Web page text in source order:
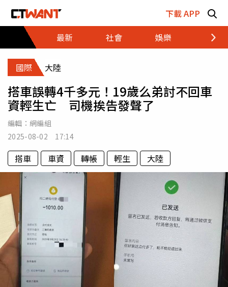
下載 APP
最新
社會 娛樂 財經
國際 大陸
搭車誤轉4千多元！19歲么弟討不回車
資輕生亡 司機挨告發聲了
編輯： 網編組
2025-08-02 17:14
搭車 車資 轉帳 輕生 大陸